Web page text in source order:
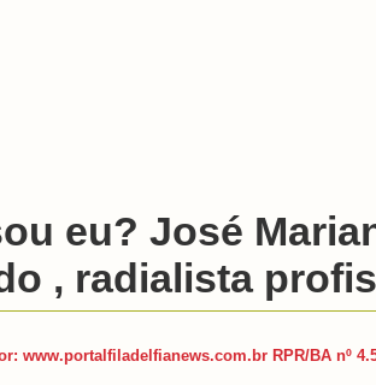
eu? José
, radialista
www.portalfiladelfianews.com.br RPR/BA nº